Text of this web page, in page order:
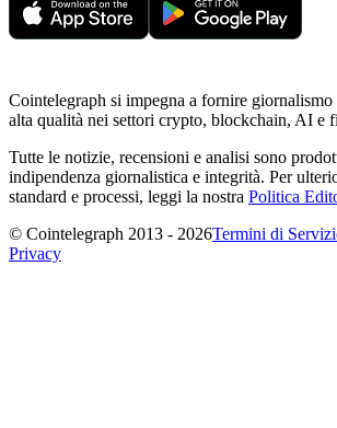
Cointelegraph si impegna a fornire giornalismo
alta qualità nei settori crypto, blockchain, AI e
Tutte le notizie, recensioni e analisi sono
indipendenza giornalistica e integrità. Per
standard e processi, leggi la nostra Politica
© Cointelegraph 2013 - 2026Termini di
Privacy